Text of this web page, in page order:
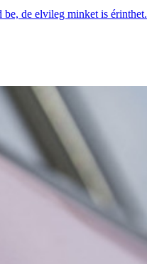
de elvileg minket is érinthet.